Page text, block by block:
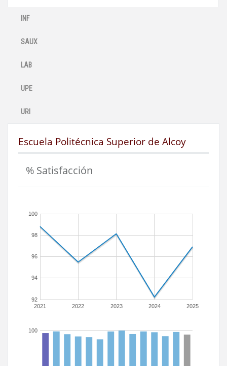
INF
SAUX
LAB
UPE
URI
Escuela Politécnica Superior de Alcoy
% Satisfacción
2021 2022 2023 2024 2025
92
94
96
98
100
100